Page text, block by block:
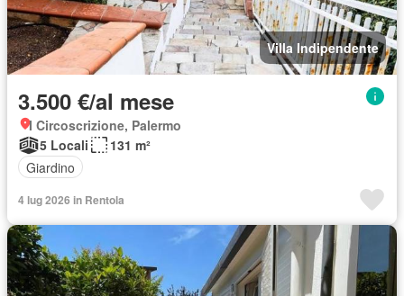
Villa Indipendente
3.500 €/al mese
I Circoscrizione, Palermo
5 Locali
131 m²
Giardino
4 lug 2026 in Rentola